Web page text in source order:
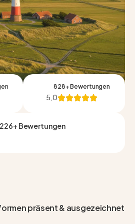
828+ Bewertungen
5,0
226+ Bewertungen
präsent & ausgezeichnet